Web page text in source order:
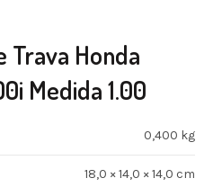
Trava Honda
Medida 1.00
0,400 kg
18,0 × 14,0 × 14,0 cm